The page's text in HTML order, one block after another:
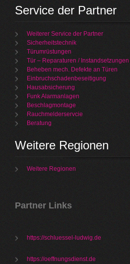
Service der Partner
Weiterer Service der Partner
Sicherheitstechnik
Türumrüstungen
Tür – Reparaturen / Instandsetzungen
Beheben mech. Defekte an Türen
Einbruchschadenbeseitigung
Hausabsicherung
Funk Alarmanlagen
Beschlagmontage
Rauchmelderservcie
Beratung
Weitere Regionen
Weitere Regionen
Partner Links
https://schluessel-ludwig.de
https://oeffnungsdienst.de